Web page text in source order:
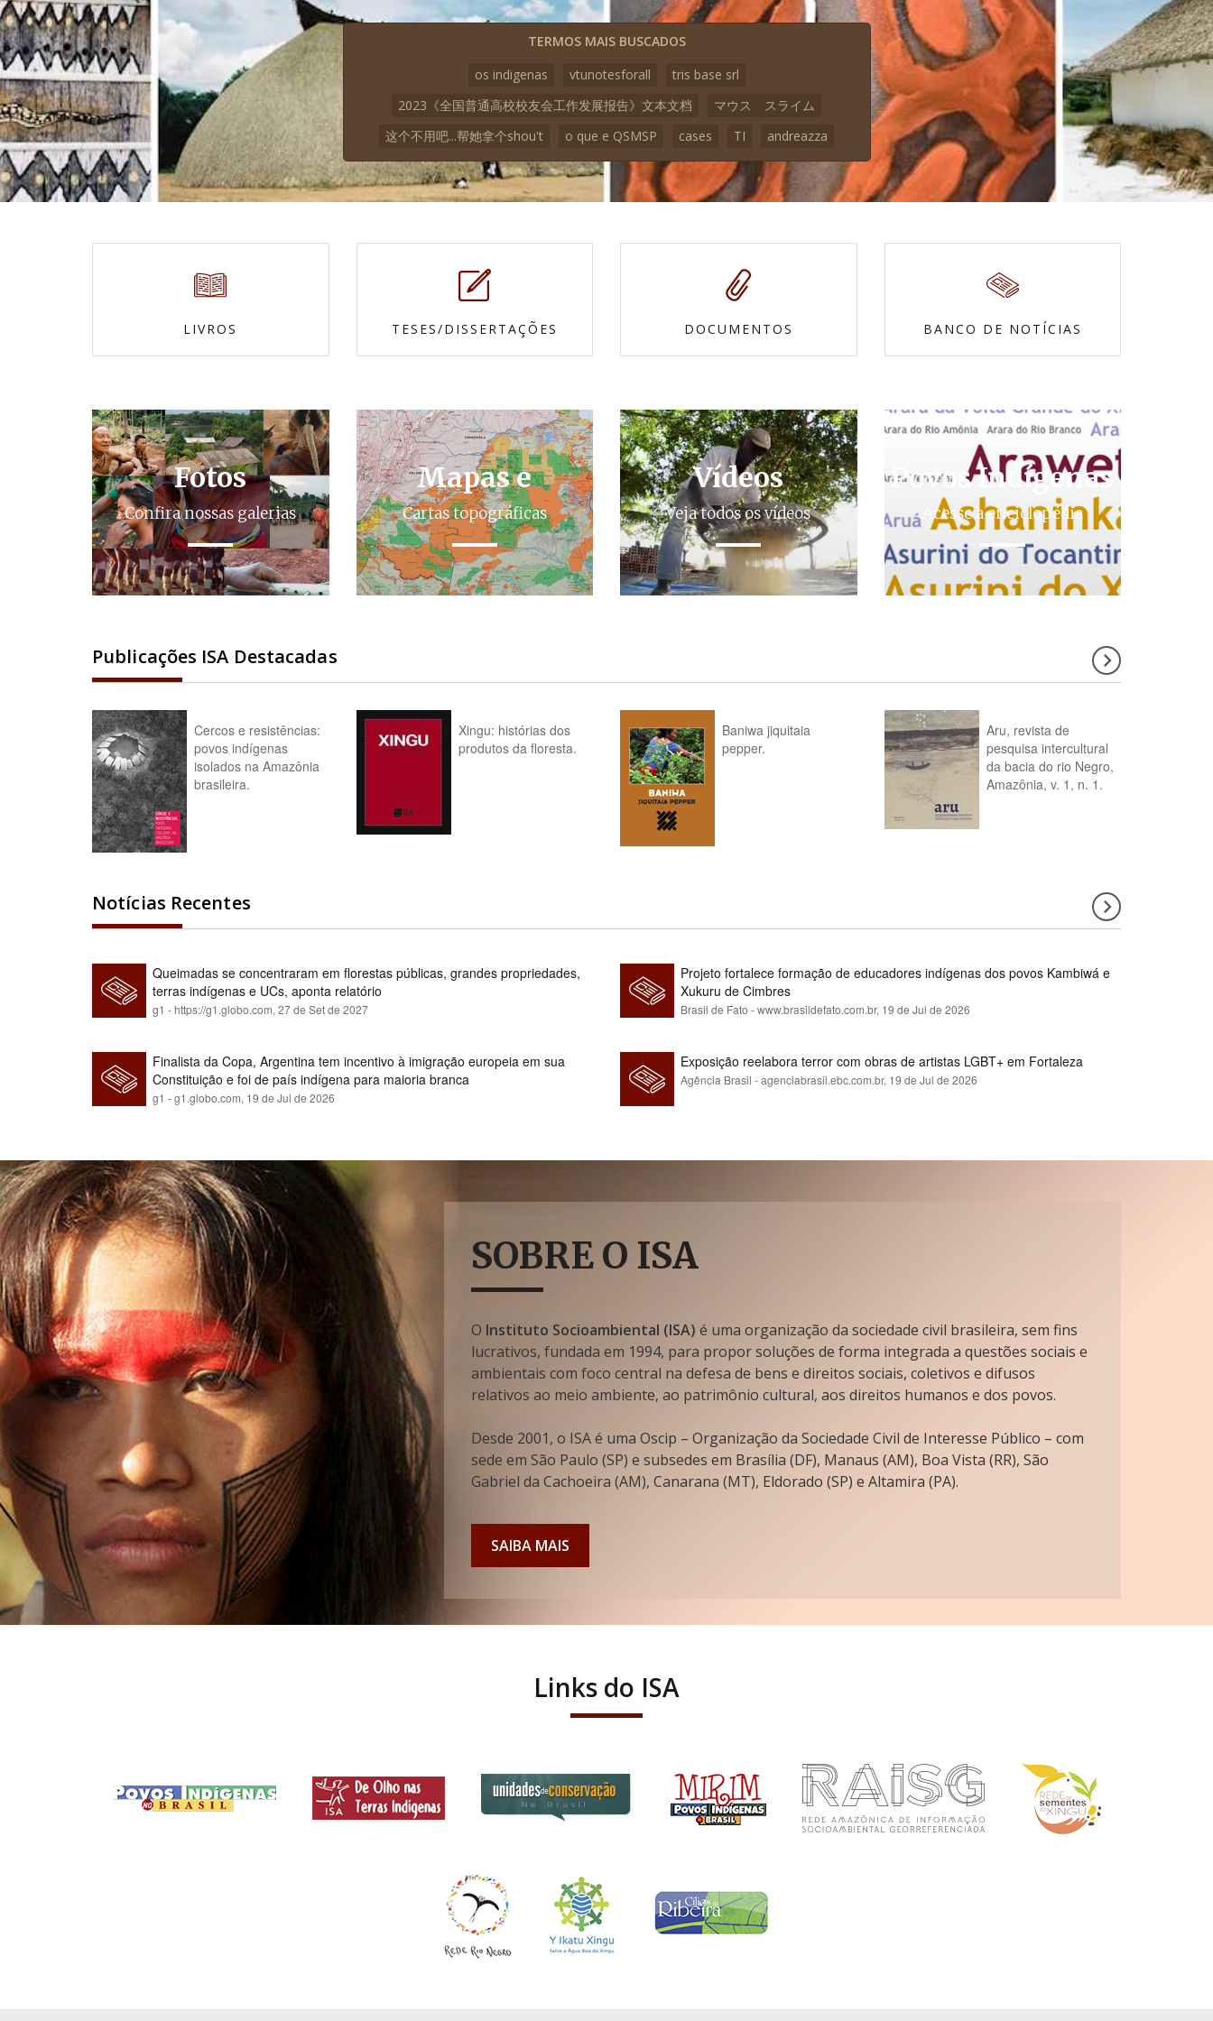
TERMOS MAIS BUSCADOS
os indigenas
vtunotesforall
tris base srl
2023《全国普通高校校友会工作发展报告》文本文档
マウス スライム
这个不用吧...帮她拿个shou't
o que e QSMSP cases TI andreazza
LIVROS TESES/DISSERTAÇÕES DOCUMENTOS BANCO DE NOTÍCIAS
Fotos
Confira nossas galerias
Mapas e
Cartas topográficas
Vídeos
Veja todos os vídeos
Povos Indígenas
Acesse a enciclopédia
Publicações ISA Destacadas
Cercos e resistências:
povos indígenas
isolados na Amazônia
brasileira.
Xingu: histórias dos
produtos da floresta.
Baniwa jiquitaia
pepper.
Aru, revista de
pesquisa intercultural
da bacia do rio Negro,
Amazônia, v. 1, n. 1.
Notícias Recentes
Queimadas se concentraram em florestas públicas, grandes propriedades,
terras indígenas e UCs, aponta relatório
g1 - https://g1.globo.com, 27 de Set de 2027
Projeto fortalece formação de educadores indígenas dos povos Kambiwá e
Xukuru de Cimbres
Brasil de Fato - www.brasildefato.com.br, 19 de Jul de 2026
Finalista da Copa, Argentina tem incentivo à imigração europeia em sua
Constituição e foi de país indígena para maioria branca
g1 - g1.globo.com, 19 de Jul de 2026
Exposição reelabora terror com obras de artistas LGBT+ em Fortaleza
Agência Brasil - agenciabrasil.ebc.com.br, 19 de Jul de 2026
SOBRE O ISA
O Instituto Socioambiental (ISA) é uma organização da sociedade civil brasileira, sem fins
lucrativos, fundada em 1994, para propor soluções de forma integrada a questões sociais e
ambientais com foco central na defesa de bens e direitos sociais, coletivos e difusos
relativos ao meio ambiente, ao patrimônio cultural, aos direitos humanos e dos povos.
Desde 2001, o ISA é uma Oscip – Organização da Sociedade Civil de Interesse Público – com
sede em São Paulo (SP) e subsedes em Brasília (DF), Manaus (AM), Boa Vista (RR), São
Gabriel da Cachoeira (AM), Canarana (MT), Eldorado (SP) e Altamira (PA).
SAIBA MAIS
Links do ISA